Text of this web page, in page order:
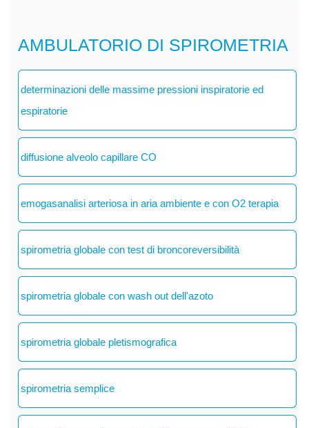
AMBULATORIO DI SPIROMETRIA
determinazioni delle massime pressioni inspiratorie ed
espiratorie
diffusione alveolo capillare CO
emogasanalisi arteriosa in aria ambiente e con O2 terapia
spirometria globale con test di broncoreversibilità
spirometria globale con wash out dell'azoto
spirometria globale pletismografica
spirometria semplice